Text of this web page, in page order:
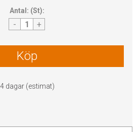
Antal: (St):
- +
Köp
dagar (estimat)